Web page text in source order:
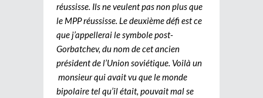
réussisse. Ils ne veulent pas non plus que
le MPP réussisse. Le deuxième défi est ce
que j’appellerai le symbole post-
Gorbatchev, du nom de cet ancien
président de l’Union soviétique. Voilà un
monsieur qui avait vu que le monde
bipolaire tel qu’il était, pouvait mal se